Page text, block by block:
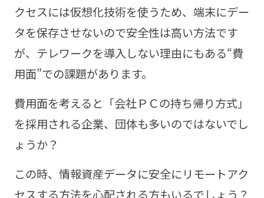
クセスには仮想化技術を使うため、端末にデー
タを保存させないので安全性は高い方法です
が、テレワークを導入しない理由にもある“費
用面”での課題があります。
費用面を考えると「会社ＰＣの持ち帰り方式」
を採用される企業、団体も多いのではないでし
ょうか？
この時、情報資産データに安全にリモートアク
セスする方法を心配される方もいるでしょう？